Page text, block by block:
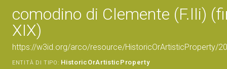
comodino di Clemente (F.lli)
XIX)
https://w3id.org/arco/resource/HistoricOrArtisticProperty/
ENTITÀ DI TIPO: HistoricOrArtisticProperty